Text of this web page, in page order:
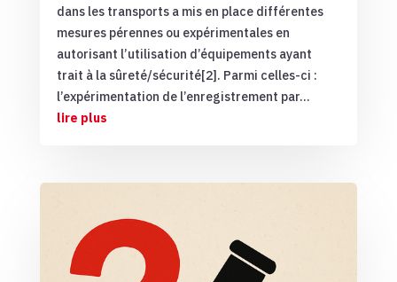
dans les transports a mis en place différentes
mesures pérennes ou expérimentales en
autorisant l’utilisation d’équipements ayant
trait à la sûreté/sécurité[2]. Parmi celles-ci :
l’expérimentation de l’enregistrement par...
lire plus